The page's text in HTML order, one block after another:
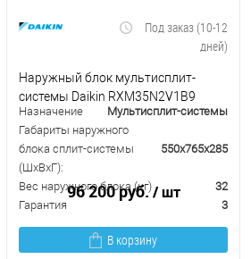
Под заказ (10-12
дней)
Наружный блок мультисплит-
системы Daikin RXM35N2V1B9
Назначение
Мультисплит-системы
Габариты наружного
блока сплит-системы
(ШxВxГ):
550x765x285
Вес наружного блока (кг)
32
Гарантия
3
96 200 руб./ шт
В корзину